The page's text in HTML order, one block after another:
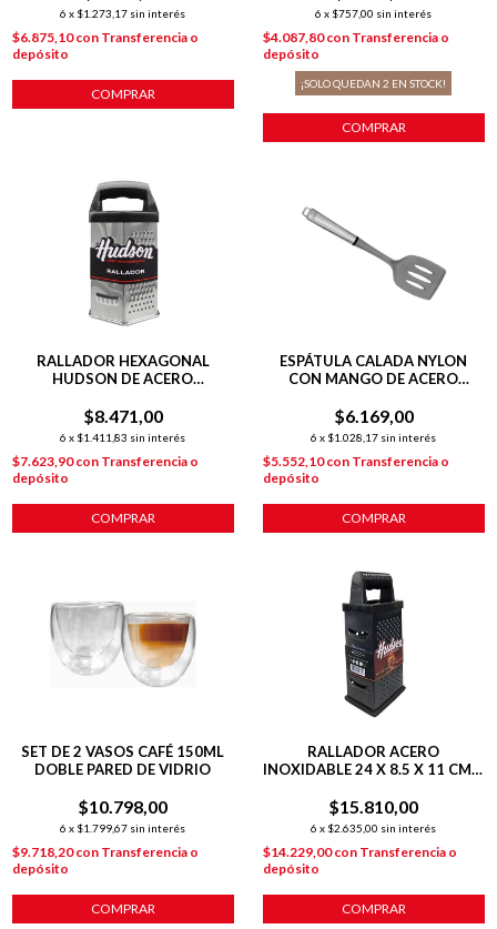
6 x $1.273,17 sin interés
$6.875,10con Transferencia o
depósito
COMPRAR
6 x $757,00 sin interés
$4.087,80con Transferencia o
depósito
¡SOLO QUEDAN2 EN STOCK!
COMPRAR
RALLADOR HEXAGONAL
HUDSON DE ACERO
$8.471,00
6 x $1.411,83 sin interés
$7.623,90con Transferencia o
depósito
COMPRAR
ESPÁTULA CALADA NYLON
CON MANGO DE ACERO
$6.169,00
6 x $1.028,17 sin interés
$5.552,10con Transferencia o
depósito
COMPRAR
SET DE 2 VASOS CAFÉ 150ML
DOBLE PARED DE VIDRIO
$10.798,00
6 x $1.799,67 sin interés
$9.718,20con Transferencia o
depósito
COMPRAR
RALLADOR ACERO
INOXIDABLE 24 X 8.5 X 11 CM 4
$15.810,00
6 x $2.635,00 sin interés
$14.229,00con Transferencia o
depósito
COMPRAR